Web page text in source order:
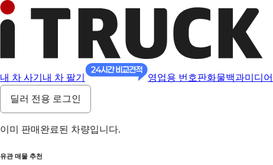
내 차 사기 내 차 팔기 영업용 번호판화물백과미디어
딜러 전용 로그인
이미 판매완료된 차량입니다.
유관 매물 추천